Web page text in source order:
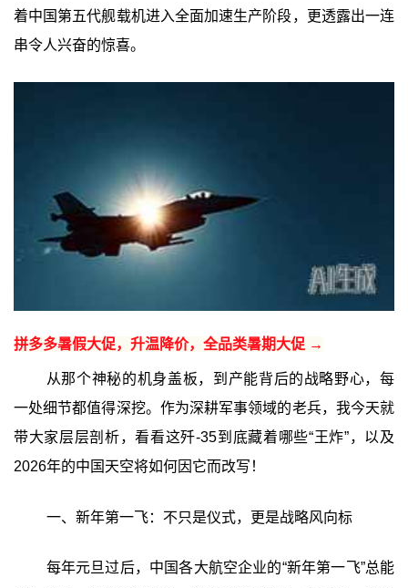
着中国第五代舰载机进入全面加速生产阶段，更透露出一连
串令人兴奋的惊喜。
拼多多暑假大促，升温降价，全品类暑期大促 →
从那个神秘的机身盖板，到产能背后的战略野心，每
一处细节都值得深挖。作为深耕军事领域的老兵，我今天就
带大家层层剖析，看看这歼-35到底藏着哪些“王炸”，以及
2026年的中国天空将如何因它而改写！
一、新年第一飞：不只是仪式，更是战略风向标
每年元旦过后，中国各大航空企业的“新年第一飞”总能